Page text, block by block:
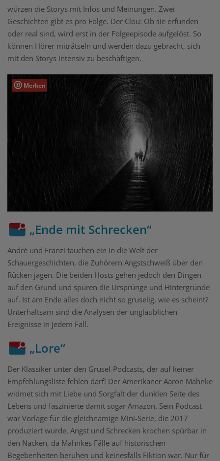
würzen die Storys mit Infos und Meinungen. Zwei
Geschichten gibt es pro Folge. Der Clou: Ob sie erfunden
oder real sind, wird erst in der Folgeepisode aufgelöst. So
können Hörer miträtseln und werden dazu gebracht, sich
mit den Storys intensiv zu beschäftigen.
Merken
„Ende mit Schrecken“
André und Franzi tauchen ein in die Welt der
Schauergeschichten, die Zuhörern Angstschweiß über den
Rücken jagen. Die beiden Hosts gehen jedoch den Dingen
auf den Grund und spüren die Ursprünge und Hintergründe
auf. Ist am Ende alles doch nicht so gruselig, wie es scheint?
Unterhaltsam sind die Analysen der unglaublichen
Ereignisse in jedem Fall.
„Lore“
Der Klassiker unter den Grusel-Podcasts, der auf keiner
Empfehlungsliste fehlen darf! Der Amerikaner Aaron Mahnke
widmet sich mit Liebe und Sorgfalt der dunklen Seite des
Lebens und faszinierte damit sogar Amazon. Sein Podcast
war Vorlage für die gleichnamige Mini-Serie, die 2017
produziert wurde. Angst und Schrecken krochen spürbar in
den Nacken, da Mahnkes Fälle auf historischen
Begebenheiten beruhen und keinesfalls Fiktion war. Nur für